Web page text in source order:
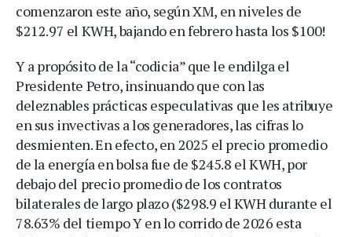
comenzaron este año, según XM, en niveles de
$212.97 el KWH, bajando en febrero hasta los $100!
Y a propósito de la “codicia” que le endilga el
Presidente Petro, insinuando que con las
deleznables prácticas especulativas que les atribuye
en sus invectivas a los generadores, las cifras lo
desmienten. En efecto, en 2025 el precio promedio
de la energía en bolsa fue de $245.8 el KWH, por
debajo del precio promedio de los contratos
bilaterales de largo plazo ($298.9 el KWH durante el
78.63% del tiempo Y en lo corrido de 2026 esta